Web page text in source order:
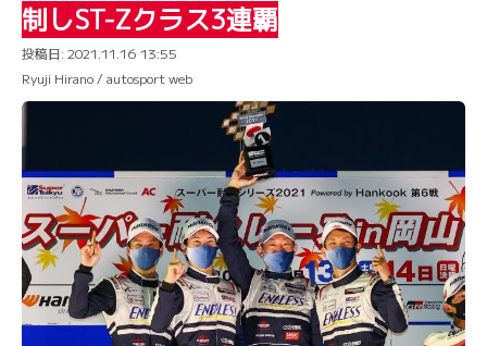
制しST-Zクラス3連覇
投稿日: 2021.11.16 13:55
Ryuji Hirano / autosport web